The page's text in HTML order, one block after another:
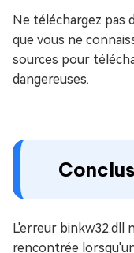
Ne téléchargez pas
que vous ne
sources pour
dangereuses.
L'erreur binkw32.dll
rencontrée